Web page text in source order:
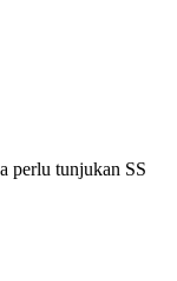
perlu tunjukan SS